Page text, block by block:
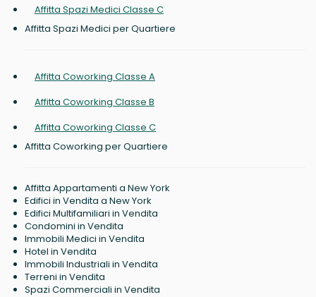
Affitta Spazi Medici Classe C
Affitta Spazi Medici per Quartiere
Affitta Coworking Classe A
Affitta Coworking Classe B
Affitta Coworking Classe C
Affitta Coworking per Quartiere
Affitta Appartamenti a New York
Edifici in Vendita a New York
Edifici Multifamiliari in Vendita
Condomini in Vendita
Immobili Medici in Vendita
Hotel in Vendita
Immobili Industriali in Vendita
Terreni in Vendita
Spazi Commerciali in Vendita